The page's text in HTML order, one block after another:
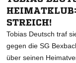
STREICH!
Tobias Deutsch traf
gegen die SG
über seinen